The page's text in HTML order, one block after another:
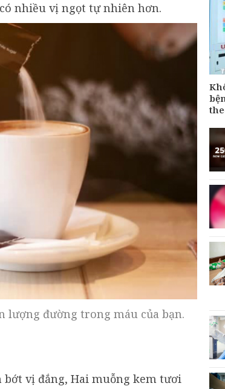
nhiều vị ngọt tự nhiên hơn.
lượng đường trong máu của bạn.
vị đắng, Hai muỗng kem tươi